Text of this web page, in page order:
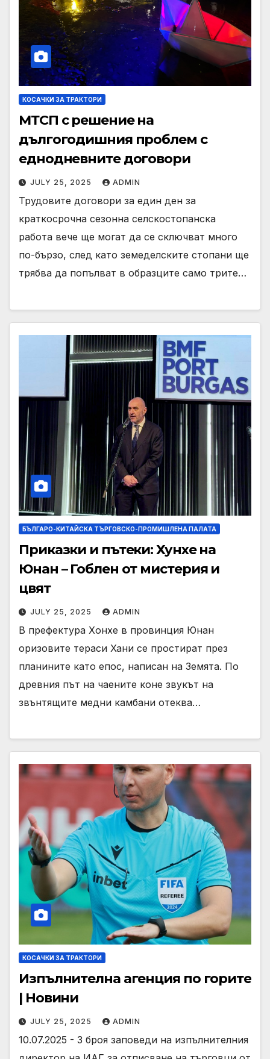
КОСАЧКИ ЗА ТРАКТОРИ
МТСП с решение на
дългогодишния проблем с
еднодневните договори
JULY 25, 2025 ADMIN
Трудовите договори за един ден за
краткосрочна сезонна селскостопанска
работа вече ще могат да се сключват много
по-бързо, след като земеделските стопани ще
трябва да попълват в образците само трите…
БЪЛГАРО-КИТАЙСКА ТЪРГОВСКО-ПРОМИШЛЕНА ПАЛАТА
Приказки и пътеки: Хунхе на
Юнан – Гоблен от мистерия и
цвят
JULY 25, 2025 ADMIN
В префектура Хонхе в провинция Юнан
оризовите тераси Хани се простират през
планините като епос, написан на Земята. По
древния път на чаените коне звукът на
звънтящите медни камбани отеква…
КОСАЧКИ ЗА ТРАКТОРИ
Изпълнителна агенция по горите
| Новини
JULY 25, 2025 ADMIN
10.07.2025 - 3 броя заповеди на изпълнителния